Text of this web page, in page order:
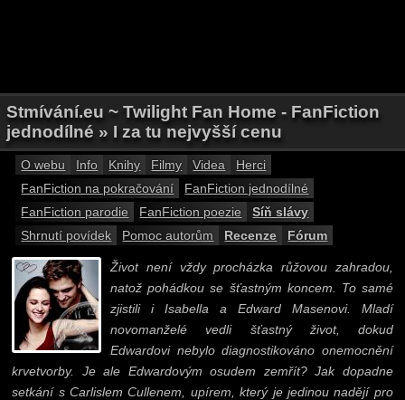
Stmívání.eu ~ Twilight Fan Home - FanFiction
jednodílné » I za tu nejvyšší cenu
O webu Info Knihy Filmy Videa
Herci
FanFiction na pokračování
FanFiction jednodílné
FanFiction parodie
FanFiction poezie
Síň slávy
Shrnutí povídek
Pomoc autorům Recenze Fórum
Život není vždy procházka růžovou zahradou,
natož pohádkou se šťastným koncem. To samé
zjistili i Isabella a Edward Masenovi. Mladí
novomanželé vedli šťastný život, dokud
Edwardovi nebylo diagnostikováno onemocnění
krvetvorby. Je ale Edwardovým osudem zemřít? Jak dopadne
setkání s Carlislem Cullenem, upírem, který je jedinou nadějí pro